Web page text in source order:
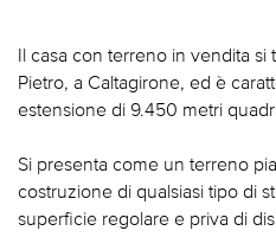
Il casa con terreno in vendita si
Pietro, a Caltagirone, ed è
estensione di 9.450 metri
Si presenta come un terreno
costruzione di qualsiasi tipo di
superficie regolare e priva di